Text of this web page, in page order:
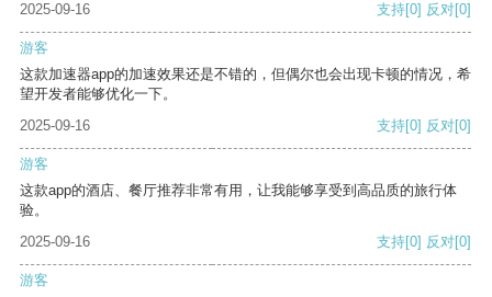
2025-09-16
支持[0] 反对[0]
游客
这款加速器app的加速效果还是不错的，但偶尔也会出现卡顿的情况，希
望开发者能够优化一下。
2025-09-16
支持[0] 反对[0]
游客
这款app的酒店、餐厅推荐非常有用，让我能够享受到高品质的旅行体
验。
2025-09-16
支持[0] 反对[0]
游客